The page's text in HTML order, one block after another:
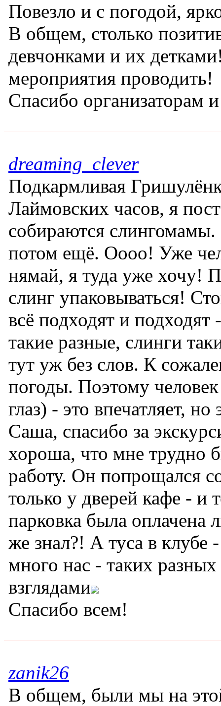
Повезло и с погодой,
В общем, столько
девчонками и их
мероприятия проводить!
Спасибо организаторам
dreaming_clever
Подкармливая
Лаймовских часов, я
собираются
потом ещё. Оооо! Уже
нямай, я туда уже хочу!
слинг упаковываться!
всё подходят и подходят
такие разные, слинги
тут уж без слов. К
погоды. Поэтому
глаз) - это впечатляет,
Саша, спасибо за
хороша, что мне трудно
работу. Он попрощался
только у дверей кафе - и
парковка была оплачена
же знал?! А туса в
много нас - таких
взглядами
Спасибо всем!
zanik26
В общем, были мы на